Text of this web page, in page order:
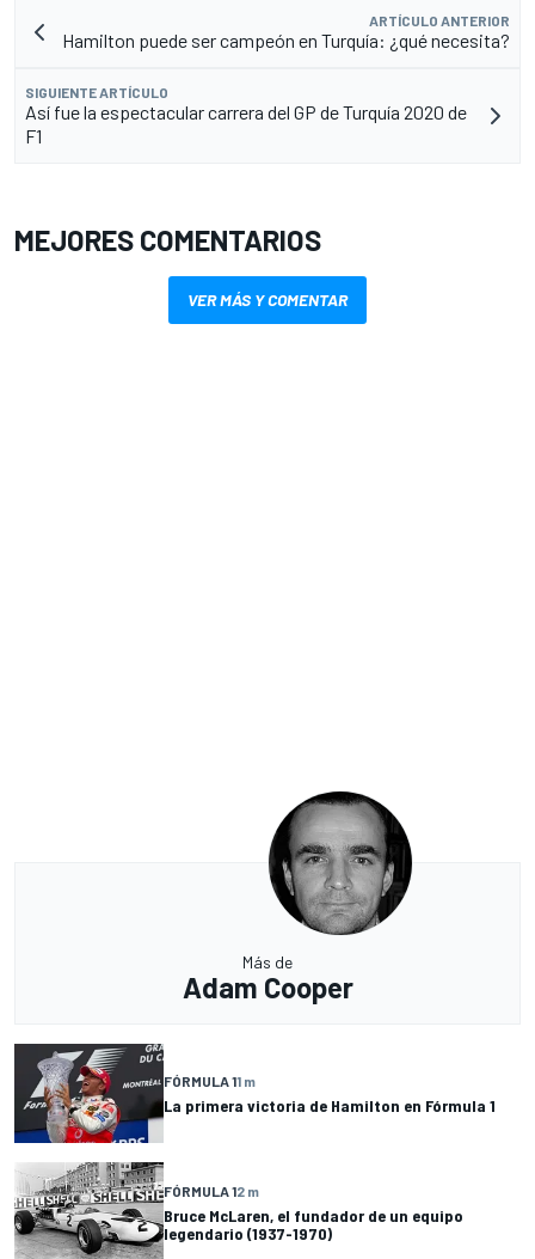
ARTÍCULO ANTERIOR
Hamilton puede ser campeón en Turquía: ¿qué necesita?
SIGUIENTE ARTÍCULO
Así fue la espectacular carrera del GP de Turquía 2020 de
F1
MEJORES COMENTARIOS
VER MÁS Y COMENTAR
Más de
Adam Cooper
FÓRMULA 11 m
La primera victoria de Hamilton en Fórmula 1
FÓRMULA 12 m
Bruce McLaren, el fundador de un equipo
legendario (1937-1970)